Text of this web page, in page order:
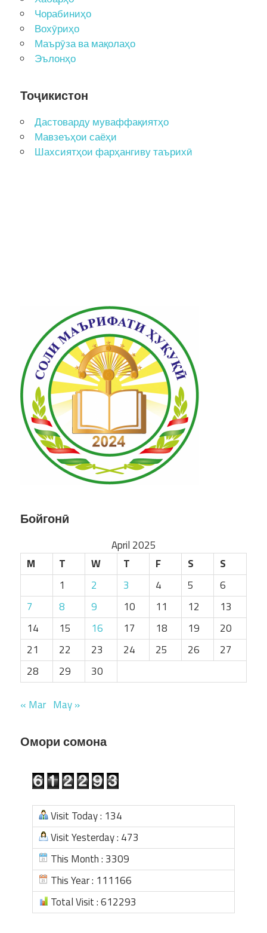
Чорабиниҳо
Вохӯриҳо
Маърӯза ва мақолаҳо
Эълонҳо
Тоҷикистон
Дастоварду муваффақиятҳо
Мавзеъҳои саёҳи
Шахсиятҳои фарҳангиву таърихӣ
Бойгонӣ
April 2025
M
T W T F S
S
1
2 3 4 5
6
7
8 9 10 11 12
13
14
15 16 17 18 19
20
21
22 23 24 25 26
27
28
29 30
« Mar May »
Омори сомона
Visit Today : 134
Visit Yesterday : 473
This Month : 3309
This Year : 111166
Total Visit : 612293